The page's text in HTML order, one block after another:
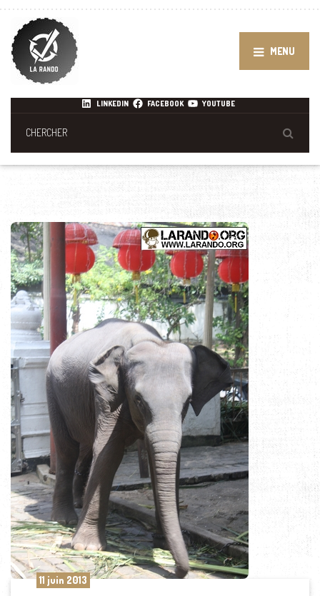
MENU
LINKEDIN FACEBOOK YOUTUBE
11 juin 2013